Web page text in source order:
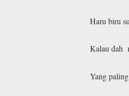
Haru biru
Kalau dah
Yang